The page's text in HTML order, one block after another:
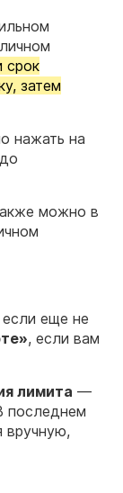
срок
затем
нажать на
можно в
если еще не
, если вам
лимита —
последнем
вручную,